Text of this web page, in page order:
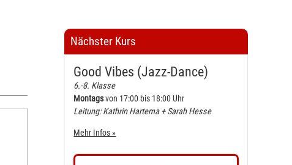
Nächster Kurs
Good Vibes (Jazz-Dance)
6.-8. Klasse
Montagsvon 17:00 bis 18:00 Uhr
Leitung: Kathrin Hartema + Sarah Hesse
Mehr Infos »